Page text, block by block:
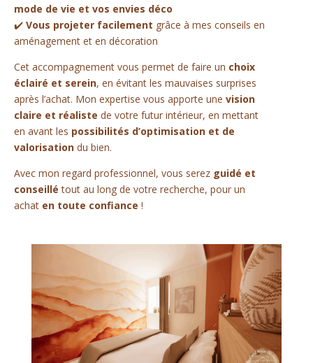
mode de vie et vos envies déco
✔️ Vous projeter facilement grâce à mes conseils en
aménagement et en décoration
Cet accompagnement vous permet de faire un choix
éclairé et serein, en évitant les mauvaises surprises
après l’achat. Mon expertise vous apporte une vision
claire et réaliste de votre futur intérieur, en mettant
en avant les possibilités d’optimisation et de
valorisation du bien.
Avec mon regard professionnel, vous serez guidé et
conseillé tout au long de votre recherche, pour un
achat en toute confiance !